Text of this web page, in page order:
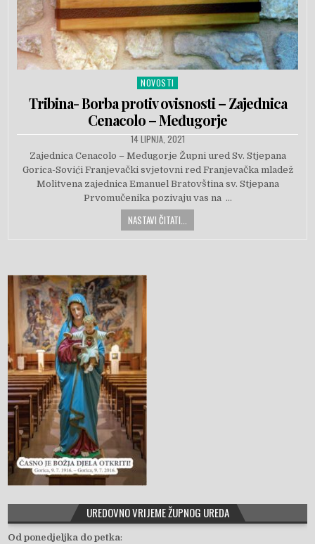
Posted in
NOVOSTI
Tribina- Borba protiv ovisnosti – Zajednica
Cenacolo – Međugorje
PUBLISHED DATE:
14 LIPNJA, 2021
Zajednica Cenacolo – Međugorje Župni ured Sv. Stjepana
Gorica-Sovići Franjevački svjetovni red Franjevačka mladež
Molitvena zajednica Emanuel Bratovština sv. Stjepana
Prvomučenika pozivaju vas na …
NASTAVI ČITATI...
UREDOVNO VRIJEME ŽUPNOG UREDA
Od ponedjeljka do petka: